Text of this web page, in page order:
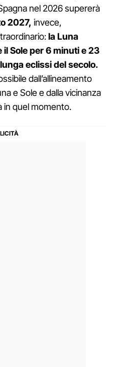
nel 2026 supererà
2027, invece,
la Luna
Sole per 6 minuti e 23
eclissi del secolo.
dall’allineamento
e Sole e dalla vicinanza
in quel momento.